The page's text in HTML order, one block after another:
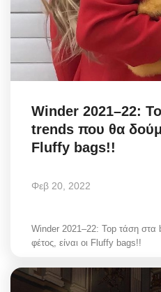
Winder 2021–22:
trends που θα
Fluffy bags!!
Φεβ 20, 2022
Winder 2021–22: Top τάση
φέτος, είναι οι Fluffy bags!!